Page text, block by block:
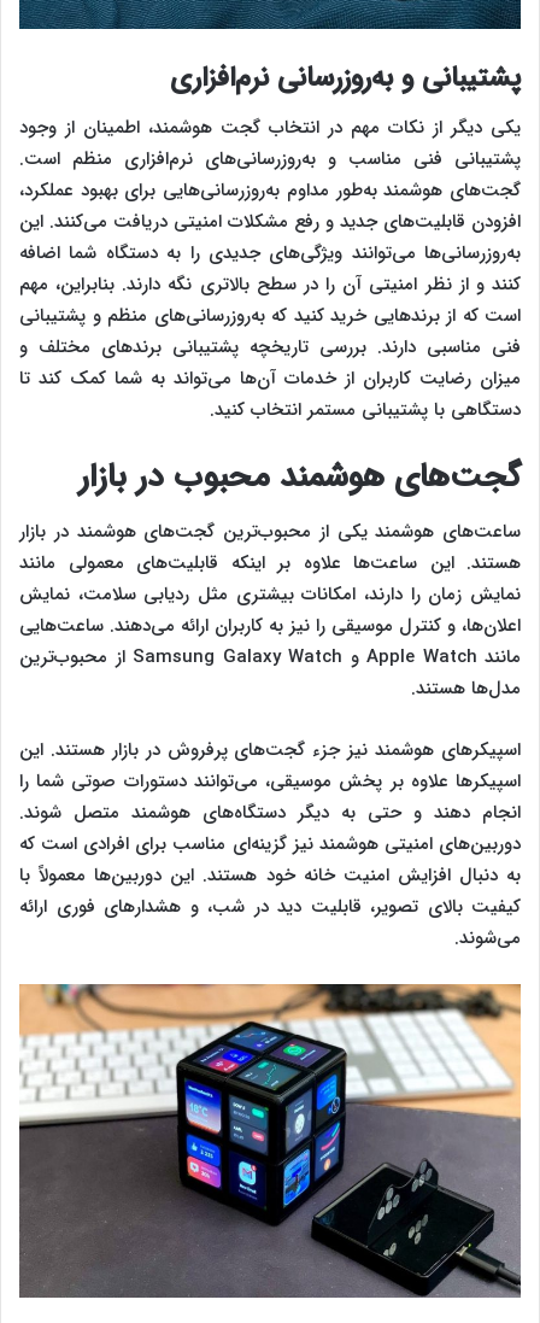
پشتیبانی و به‌روزرسانی نرم‌افزاری
یکی دیگر از نکات مهم در انتخاب گجت هوشمند، اطمینان از وجود
پشتیبانی فنی مناسب و به‌روزرسانی‌های نرم‌افزاری منظم است.
گجت‌های هوشمند به‌طور مداوم به‌روزرسانی‌هایی برای بهبود عملکرد،
افزودن قابلیت‌های جدید و رفع مشکلات امنیتی دریافت می‌کنند. این
به‌روزرسانی‌ها می‌توانند ویژگی‌های جدیدی را به دستگاه شما اضافه
کنند و از نظر امنیتی آن را در سطح بالاتری نگه دارند. بنابراین، مهم
است که از برندهایی خرید کنید که به‌روزرسانی‌های منظم و پشتیبانی
فنی مناسبی دارند. بررسی تاریخچه پشتیبانی برندهای مختلف و
میزان رضایت کاربران از خدمات آن‌ها می‌تواند به شما کمک کند تا
دستگاهی با پشتیبانی مستمر انتخاب کنید.
گجت‌های هوشمند محبوب در بازار
ساعت‌های هوشمند یکی از محبوب‌ترین گجت‌های هوشمند در بازار
هستند. این ساعت‌ها علاوه بر اینکه قابلیت‌های معمولی مانند
نمایش زمان را دارند، امکانات بیشتری مثل ردیابی سلامت، نمایش
اعلان‌ها، و کنترل موسیقی را نیز به کاربران ارائه می‌دهند. ساعت‌هایی
مانند Apple Watch و Samsung Galaxy Watch از محبوب‌ترین
مدل‌ها هستند.
اسپیکرهای هوشمند نیز جزء گجت‌های پرفروش در بازار هستند. این
اسپیکرها علاوه بر پخش موسیقی، می‌توانند دستورات صوتی شما را
انجام دهند و حتی به دیگر دستگاه‌های هوشمند متصل شوند.
دوربین‌های امنیتی هوشمند نیز گزینه‌ای مناسب برای افرادی است که
به دنبال افزایش امنیت خانه خود هستند. این دوربین‌ها معمولاً با
کیفیت بالای تصویر، قابلیت دید در شب، و هشدارهای فوری ارائه
می‌شوند.